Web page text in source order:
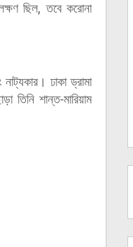
ছিল, তবে করোনা
ঢাকা ড্রামা
তিনি শান্ত-মারিয়াম